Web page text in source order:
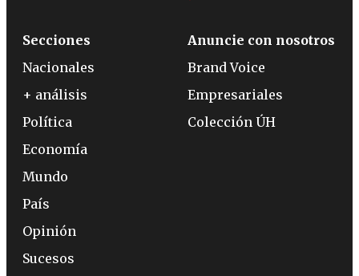
Secciones
Nacionales
+ análisis
Política
Economía
Mundo
País
Opinión
Sucesos
Anuncie con nosotros
Brand Voice
Empresariales
Colección ÚH